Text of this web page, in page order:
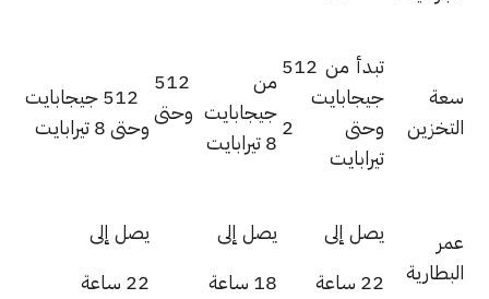
تبدأ من 512
جيجابايت
تيرابايت
جيجابايت وحتى
512 جيجابايت
وحتى 8 تيرابايت
يصل إلى
22 ساعة
يصل إلى
يصل إلى